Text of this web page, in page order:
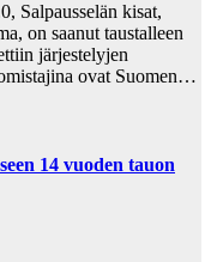
Salpausselän kisat,
on saanut taustalleen
järjestelyjen
ovat Suomen…
14 vuoden tauon